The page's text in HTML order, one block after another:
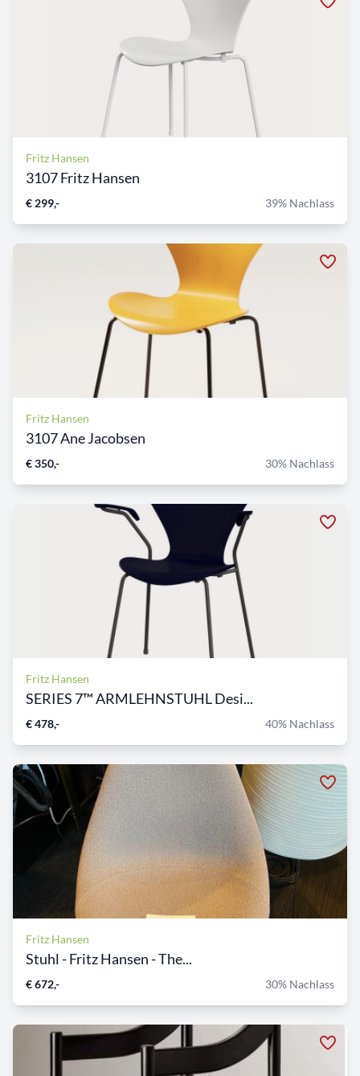
Fritz Hansen
3107 Fritz Hansen
€ 299,- 39% Nachlass
Fritz Hansen
3107 Ane Jacobsen
€ 350,- 30% Nachlass
Fritz Hansen
SERIES 7™ ARMLEHNSTUHL Desi...
€ 478,- 40% Nachlass
Fritz Hansen
Stuhl - Fritz Hansen - The...
€ 672,- 30% Nachlass